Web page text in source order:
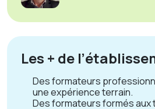
Les + de
Des formateurs
une expérience terrain.
Des formateurs formés aux